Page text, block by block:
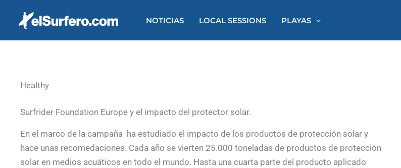
NOTICIAS LOCAL SESSIONS PLAYAS
Healthy
Surfrider Foundation Europe y el impacto del protector solar.
En el marco de la campaña ha estudiado el impacto de los productos de protección solar y
hace unas recomedaciones. Cada año se vierten 25.000 toneladas de productos de protección
solar en medios acuáticos en todo el mundo. Hasta una cuarta parte del producto aplicado